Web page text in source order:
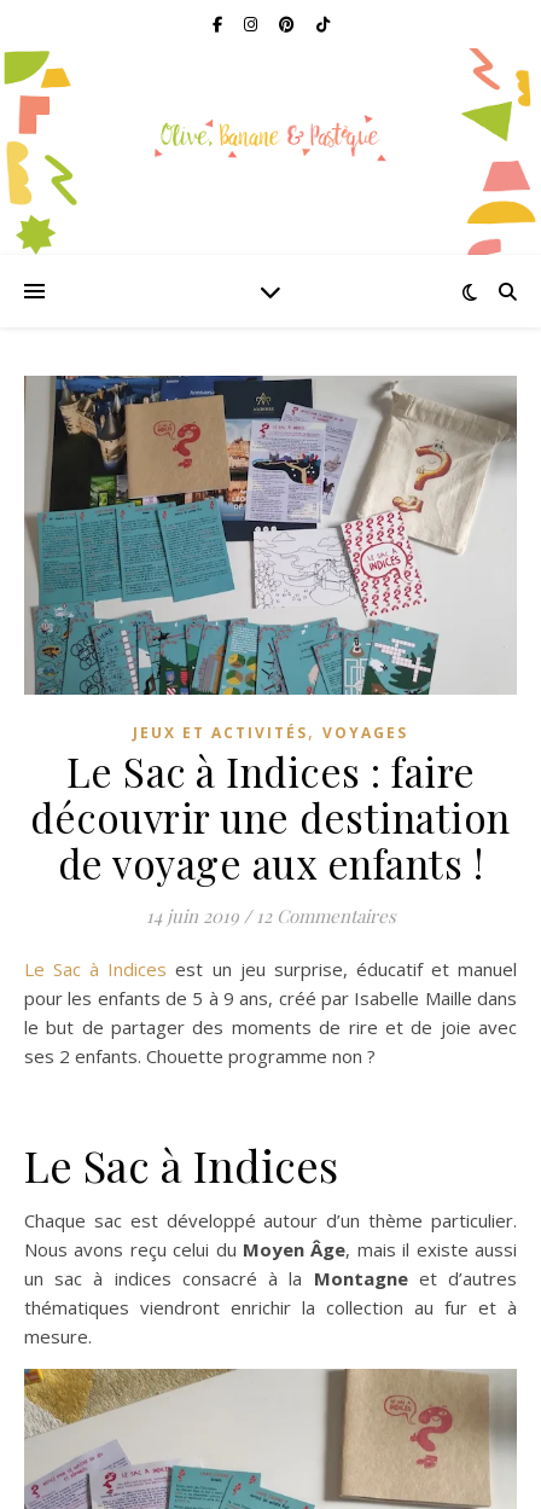
JEUX ET ACTIVITÉS, VOYAGES
Le Sac à Indices : faire
découvrir une destination
de voyage aux enfants !
14 juin 2019 / 12 Commentaires
Le Sac à Indices est un jeu surprise, éducatif et manuel
pour les enfants de 5 à 9 ans, créé par Isabelle Maille dans
le but de partager des moments de rire et de joie avec
ses 2 enfants. Chouette programme non ?
Le Sac à Indices
Chaque sac est développé autour d’un thème particulier.
Nous avons reçu celui du Moyen Âge, mais il existe aussi
un sac à indices consacré à la Montagneet d’autres
thématiques viendront enrichir la collection au fur et à
mesure.